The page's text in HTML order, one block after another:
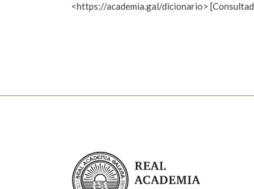
Observación Hai un erro na
Comentario
<https://academia.gal/dicionario>
Real Academia Galega